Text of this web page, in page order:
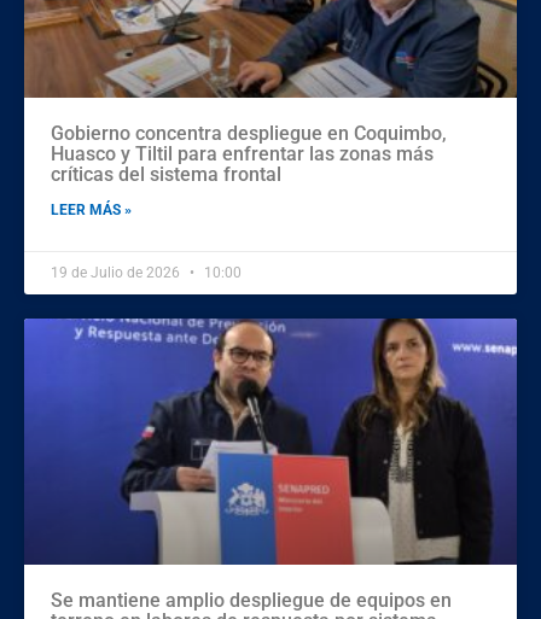
Gobierno concentra despliegue en Coquimbo,
Huasco y Tiltil para enfrentar las zonas más
críticas del sistema frontal
LEER MÁS »
19 de Julio de 2026 10:00
Se mantiene amplio despliegue de equipos en